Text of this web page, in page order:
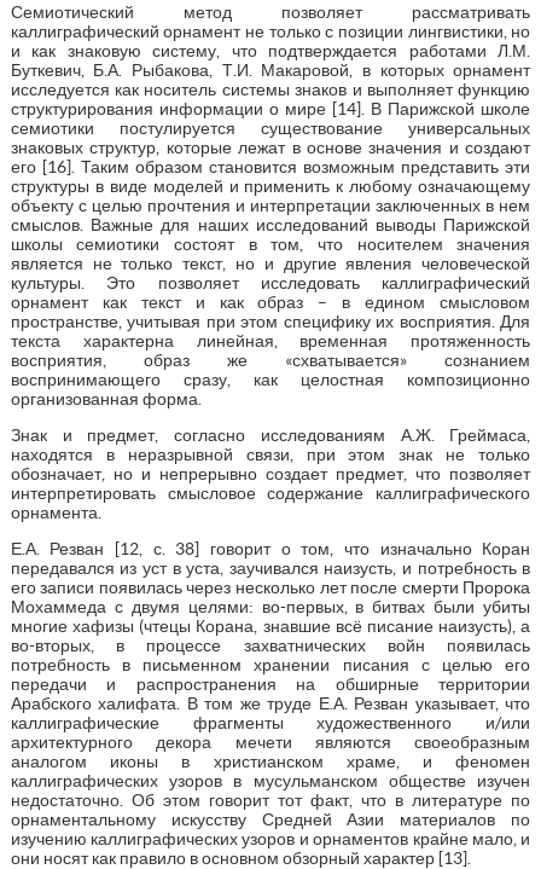
Семиотический метод позволяет рассматривать
каллиграфический орнамент не только с позиции лингвистики, но
и как знаковую систему, что подтверждается работами Л.М.
Буткевич, Б.А. Рыбакова, Т.И. Макаровой, в которых орнамент
исследуется как носитель системы знаков и выполняет функцию
структурирования информации о мире [14]. В Парижской школе
семиотики постулируется существование универсальных
знаковых структур, которые лежат в основе значения и создают
его [16]. Таким образом становится возможным представить эти
структуры в виде моделей и применить к любому означающему
объекту с целью прочтения и интерпретации заключенных в нем
смыслов. Важные для наших исследований выводы Парижской
школы семиотики состоят в том, что носителем значения
является не только текст, но и другие явления человеческой
культуры. Это позволяет исследовать каллиграфический
орнамент как текст и как образ – в едином смысловом
пространстве, учитывая при этом специфику их восприятия. Для
текста характерна линейная, временная протяженность
восприятия, образ же «схватывается» сознанием
воспринимающего сразу, как целостная композиционно
организованная форма.
Знак и предмет, согласно исследованиям А.Ж. Греймаса,
находятся в неразрывной связи, при этом знак не только
обозначает, но и непрерывно создает предмет, что позволяет
интерпретировать смысловое содержание каллиграфического
орнамента.
Е.А. Резван [12, с. 38] говорит о том, что изначально Коран
передавался из уст в уста, заучивался наизусть, и потребность в
его записи появилась через несколько лет после смерти Пророка
Мохаммеда с двумя целями: во-первых, в битвах были убиты
многие хафизы (чтецы Корана, знавшие всё писание наизусть), а
во-вторых, в процессе захватнических войн появилась
потребность в письменном хранении писания с целью его
передачи и распространения на обширные территории
Арабского халифата. В том же труде Е.А. Резван указывает, что
каллиграфические фрагменты художественного и/или
архитектурного декора мечети являются своеобразным
аналогом иконы в христианском храме, и феномен
каллиграфических узоров в мусульманском обществе изучен
недостаточно. Об этом говорит тот факт, что в литературе по
орнаментальному искусству Средней Азии материалов по
изучению каллиграфических узоров и орнаментов крайне мало, и
они носят как правило в основном обзорный характер [13].